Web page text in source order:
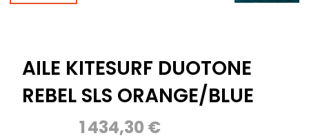
AILE KITESURF DUOTONE
REBEL SLS ORANGE/BLUE
1 434,30 €